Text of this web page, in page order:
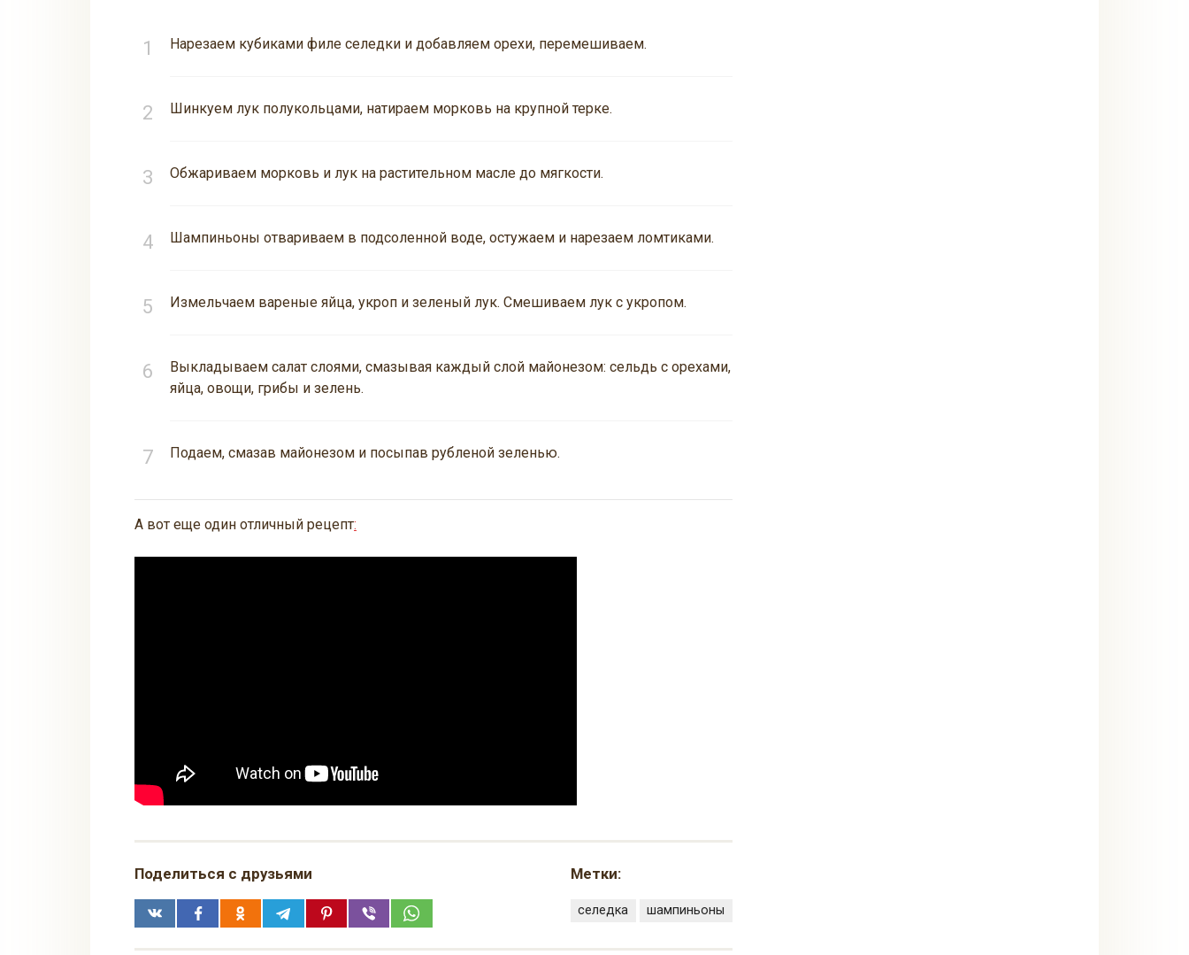
Нарезаем кубиками филе селедки и добавляем орехи, перемешиваем.
Шинкуем лук полукольцами, натираем морковь на крупной терке.
Обжариваем морковь и лук на растительном масле до мягкости.
Шампиньоны отвариваем в подсоленной воде, остужаем и нарезаем ломтиками.
Измельчаем вареные яйца, укроп и зеленый лук. Смешиваем лук с укропом.
Выкладываем салат слоями, смазывая каждый слой майонезом: сельдь с орехами,
яйца, овощи, грибы и зелень.
Подаем, смазав майонезом и посыпав рубленой зеленью.
А вот еще один отличный рецепт:
Поделиться с друзьями Метки:
селедка шампиньоны